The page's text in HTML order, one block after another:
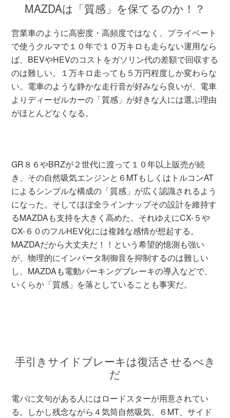
MAZDAは「質感」を保てるのか！？
営業車のように高密度・高頻度ではなく、プライベート
で使うクルマで１０年で１０万キロも走らない運用なら
ば、BEVやHEVのコストをガソリン代の差額で回収する
のは難しい。１万キロ走っても５万円程度しか変わらな
い。電車のような静かな走行音が好みなら良いが、電車
よりディーゼルカーの「質感」が好きな人には選ぶ理由
がほとんどなくなる。
GR８６やBRZが２世代に渡って１０年以上販売が続
き、その自然吸気エンジンと６MTもしくはトルコンAT
によるシンプルな構成の「質感」が広く認識されるよう
になった。そしてほぼ全ラインナップその設計を維持す
るMAZDAも支持を大きく高めた。それゆえにCX-５や
CX-６０のフルHEV化には複雑な感情が想起する。
MAZDAだから大丈夫だ！！という希望的憶測も強い
が、物理的にインバータ制御音を抑制するのは難しい
し、MAZDAも電動パーキングブレーキの導入などで、
いくらか「質感」を落としていることも事実だ。
手引きサイドブレーキは復活させるべき
だ
電パに文句がある人にはロードスターが用意されてい
る。しかし残念ながら４気筒自然吸気、６MT、サイド